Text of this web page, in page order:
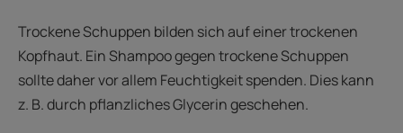
Trockene Schuppen bilden sich auf einer trockenen
Kopfhaut. Ein Shampoo gegen trockene Schuppen
sollte daher vor allem Feuchtigkeit spenden. Dies kann
z. B. durch pflanzliches Glycerin geschehen.